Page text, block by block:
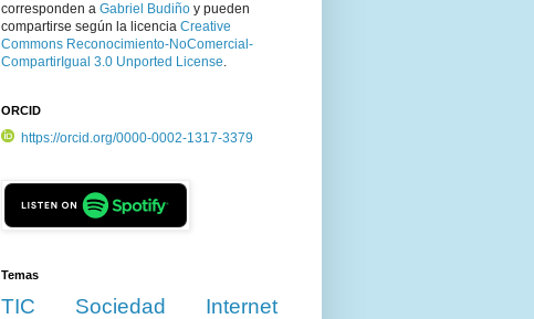
corresponden a Gabriel Budiño y pueden
compartirse según la licencia Creative
Commons Reconocimiento-NoComercial-
CompartirIgual 3.0 Unported License.
ORCID
https://orcid.org/0000-0002-1317-3379
Temas
TIC Sociedad
Internet